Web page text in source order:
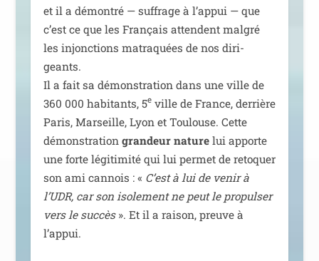
et il a démon­tré — suf­frage à l’ap­pui — que
c’est ce que les Français attendent mal­gré
les injonc­tions matra­quées de nos diri­
geants.
Il a fait sa démons­tra­tion dans une ville de
360 000 habi­tants, 5eville de France, der­rière
Paris, Marseille, Lyon et Toulouse. Cette
démons­tra­tion gran­deur naturelui apporte
une forte légi­ti­mi­té qui lui per­met de reto­quer
son ami can­nois : « C’est à lui de venir à
l’UDR, car son iso­le­ment ne peut le pro­pul­ser
vers le suc­cès». Et il a rai­son, preuve à
l’appui.